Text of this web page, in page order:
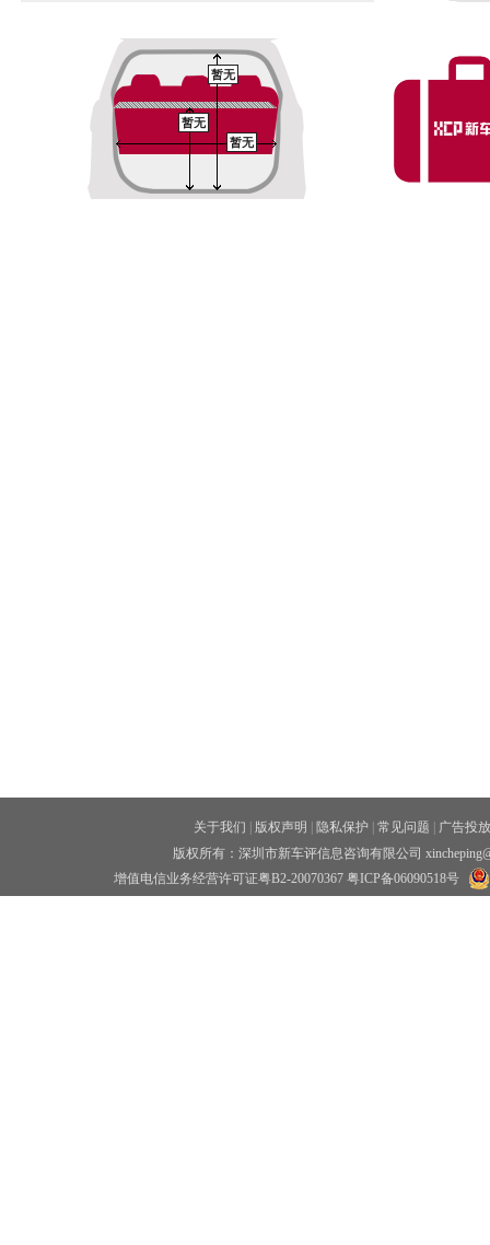
暂无
暂无
暂无
关于我们 版权声明 隐私保护 常见问题
广告投放
版权所有：深圳市新车评信息咨询有限公司
增值电信业务经营许可证粤B2-20070367 粤ICP备06090518号